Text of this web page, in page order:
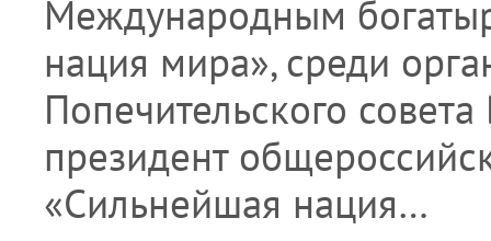
Международным
нация мира», среди
Попечительского
президент
«Сильнейшая нация…